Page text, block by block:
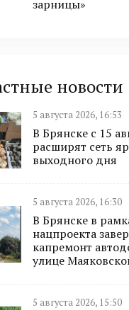
зарницы»
новости
5 августа 2026, 16:53
В Брянске с 15
расширят сеть
выходного дня
5 августа 2026, 16:30
В Брянске в
нацпроекта
капремонт
улице
5 августа 2026, 15:50